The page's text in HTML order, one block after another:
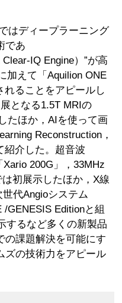
はディープラーニング
であ
IQ Engine）”が高
加えて「Aquilion ONE
れることをアピールし
となる1.5T MRIの
たほか，AIを使って画
Reconstruction，
紹介した。超音波
Xario 200G」，33MHz
初展示したほか，X線
代Angioシステム
/GENESIS Editionと組
するなど多くの新製品
の課題解決を可能にす
ズの技術力をアピール